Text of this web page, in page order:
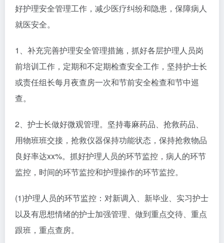
好护理安全管理工作，减少医疗纠纷和隐患，保障病人
就医安全。
1、补充完善护理安全管理措施，抓好各层护理人员岗
前培训工作，定期和不定期检查安全工作，坚持护士长
或责任组长每月夜查房一次和节前安全检查和节中巡
查。
2、护士长做好微观管理。坚持毒麻药品、抢救药品、
用物班班交接，抢救仪器保持功能状态，保持抢救物品
良好率达xx%。抓好护理人员的环节监控，病人的环节
监控，时间的环节监控和护理操作的环节监控。
(1)护理人员的环节监控：对新调入、新毕业、实习护士
以及有思想情绪的护士加强管理、做到重点交待、重点
跟班，重点查房。